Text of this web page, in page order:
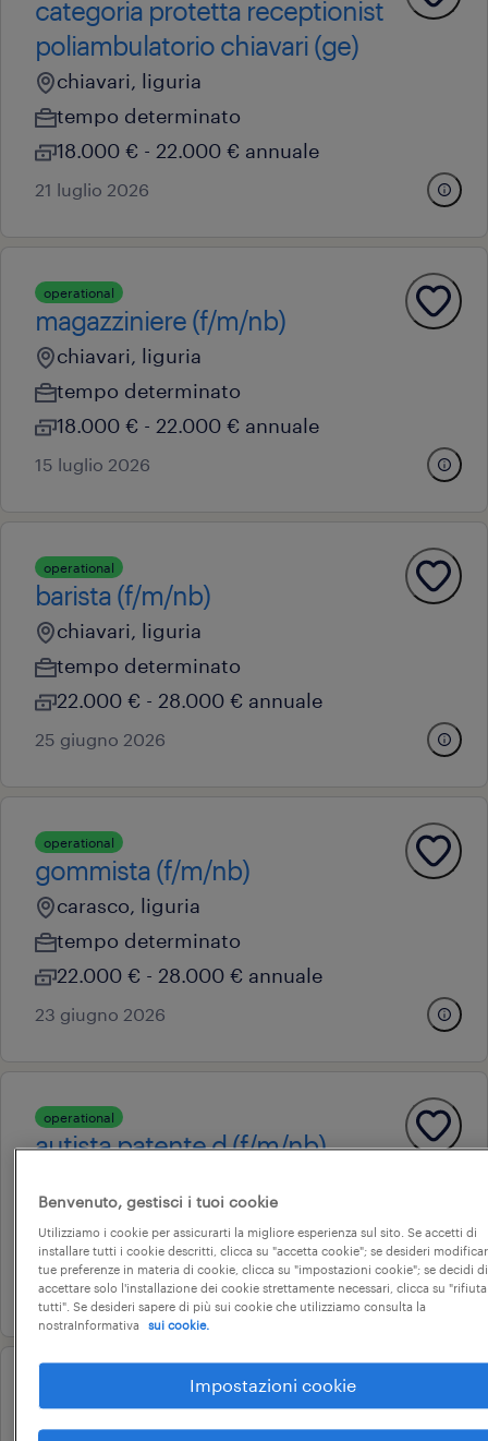
categoria protetta receptionist
poliambulatorio chiavari (ge)
chiavari, liguria
tempo determinato
18.000 € - 22.000 € annuale
21 luglio 2026
operational
magazziniere (f/m/nb)
chiavari, liguria
tempo determinato
18.000 € - 22.000 € annuale
15 luglio 2026
operational
barista (f/m/nb)
chiavari, liguria
tempo determinato
22.000 € - 28.000 € annuale
25 giugno 2026
operational
gommista (f/m/nb)
carasco, liguria
tempo determinato
22.000 € - 28.000 € annuale
23 giugno 2026
operational
autista patente d (f/m/nb)
tempo determinato
23.000 € - 28.000 € annuale
6 agosto 2026
contabile ciclo passivo
Benvenuto, gestisci i tuoi cookie
Utilizziamo i cookie per assicurarti la migliore esperienza sul sito. Se accetti di
installare tutti i cookie descritti, clicca su "accetta cookie"; se desideri
tue preferenze in materia di cookie, clicca su "impostazioni cookie"; se decidi di
accettare solo l'installazione dei cookie strettamente necessari, clicca su "rifiuta
tutti". Se desideri sapere di più sui cookie che utilizziamo consulta la
nostraInformativa
sui cookie.
Impostazioni cookie